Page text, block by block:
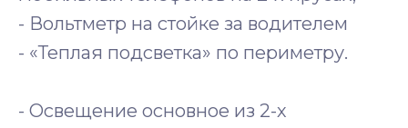
- Вольтметр на стойке за водителем
- «Теплая подсветка» по периметру.
- Освещение основное из 2-х